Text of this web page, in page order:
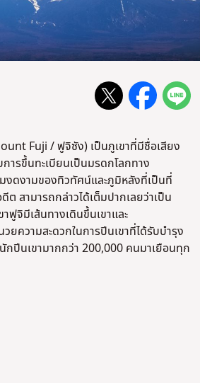
Fuji / ฟูจิซัง) เป็นภูเขาที่มีชื่อเสียง
ารขึ้นทะเบียนเป็นมรดกโลกทาง
งดงามของทิวทัศน์และภูมิหลังที่เป็นที่
สามารถกล่าวได้เต็มปากเลยว่าเป็น
จิมีเส้นทางเดินขึ้นเขาและ
ยความสะดวกในการปีนเขาที่ได้รับบำรุง
ปีนเขามากกว่า 200,000 คนมาเยือนทุก